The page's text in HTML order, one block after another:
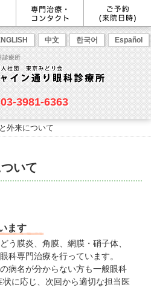
中文 한국어 Español
診療所
03-3981-6363
感染症予防のための衛生環境整
備の取り組み
ごあいさつ
検査･治療･手術機器
当院へお越しになる方へのお願
い
診療報酬に関する院内掲示
リクルート
症状から探す
患
眼精疲労
らい
花粉症
ギー性結膜炎
コンタクトレンズ診
角膜疾患専門治療ページ
網膜・硝子体専門治療ページ
ぶどう膜炎専門治療ページ
花粉症専門ページ
コンタクトレンズ診療
ボツリヌス療法
う
コンタクトレンズトラブル
コンタクトレンズ診療を予約
角膜専門治療を予約
網膜・硝子体専門治療を予約
白内障手術公開講座を予約
予約をキャンセルする
外来について
いて
ます
う膜炎、角膜、網膜・硝子体、
科専門治療を行っています。
病名が分からない方も一般眼科
に応じ、次回から適切な担当医